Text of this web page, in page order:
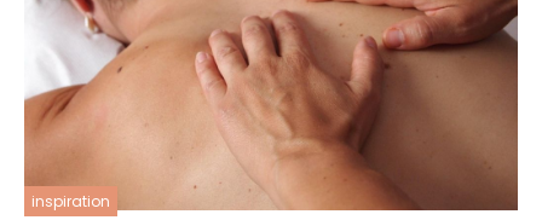
inspiration